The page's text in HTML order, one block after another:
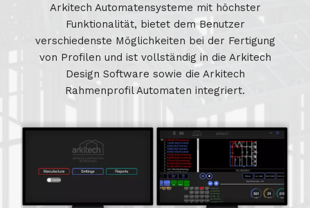
Arkitech Automatensysteme mit höchster
Funktionalität, bietet dem Benutzer
verschiedenste Möglichkeiten bei der Fertigung
von Profilen und ist vollständig in die Arkitech
Design Software sowie die Arkitech
Rahmenprofil Automaten integriert.